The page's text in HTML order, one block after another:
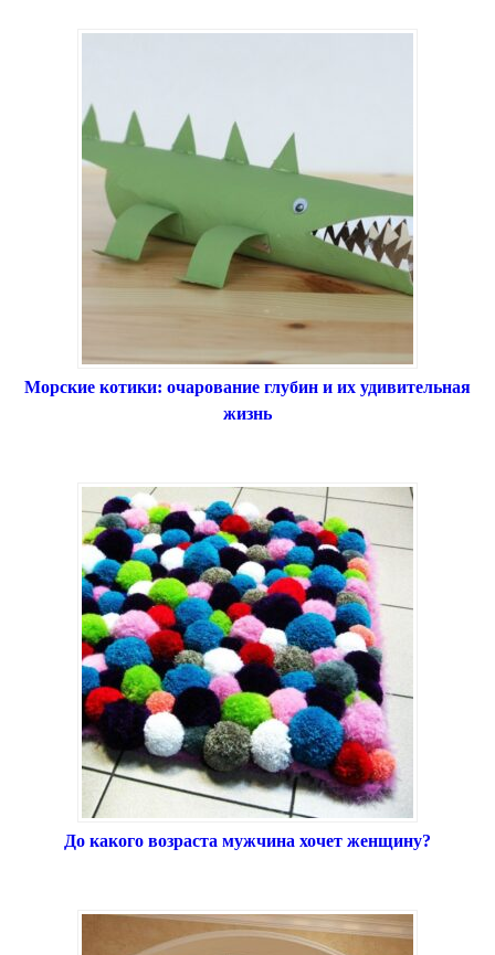
Морские котики: очарование глубин и их удивительная
жизнь
До какого возраста мужчина хочет женщину?